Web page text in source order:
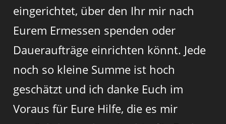
eingerichtet, über den Ihr mir nach
Eurem Ermessen spenden oder
Daueraufträge einrichten könnt. Jede
noch so kleine Summe ist hoch
geschätzt und ich danke Euch im
Voraus für Eure Hilfe, die es mir